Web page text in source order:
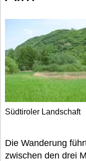
Südtiroler Landschaft
Die Wanderung
zwischen den drei